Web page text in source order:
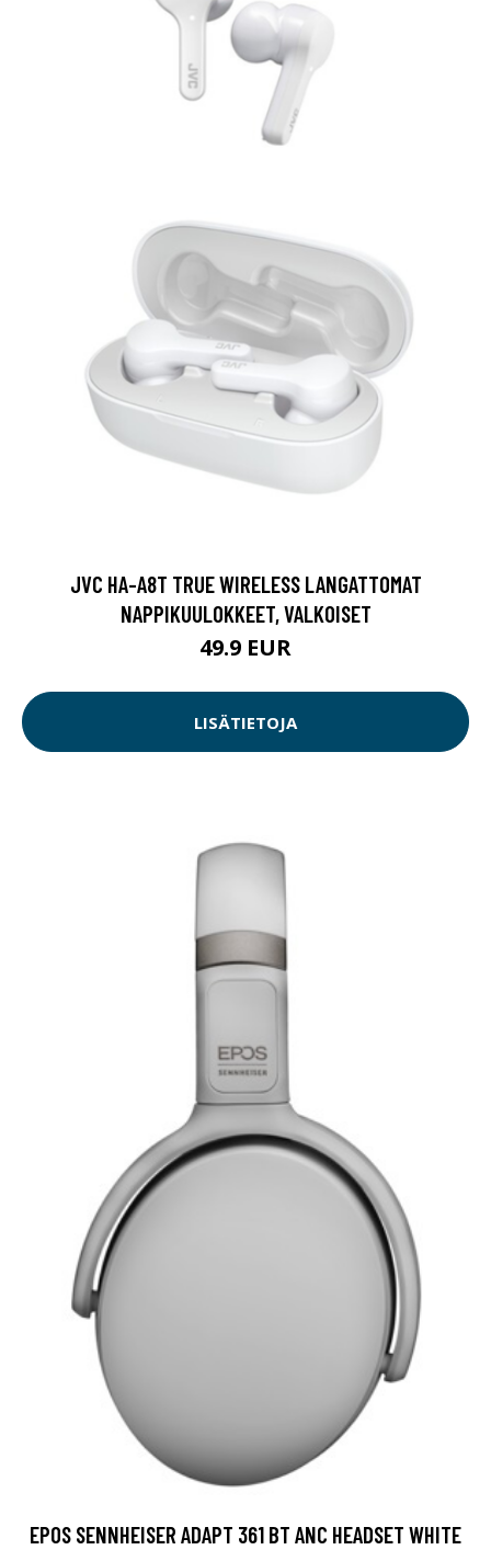
JVC HA-A8T TRUE WIRELESS LANGATTOMAT
NAPPIKUULOKKEET, VALKOISET
49.9 EUR
LISÄTIETOJA
EPOS SENNHEISER ADAPT 361 BT ANC HEADSET WHITE